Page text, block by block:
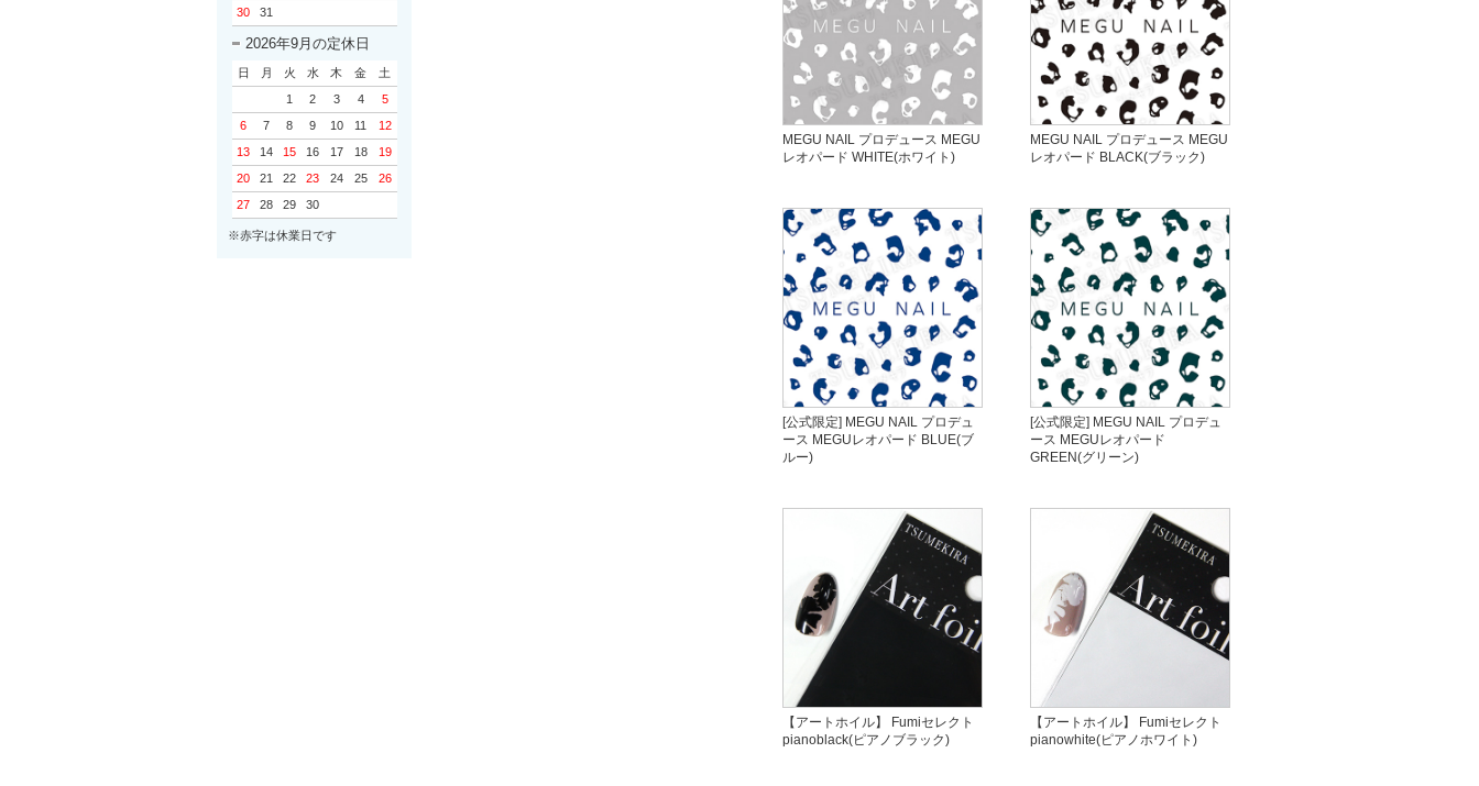
30
31
2026年9月の定休日
日 月 火 水 木 金
土
1
2 3 4
5
6
7 8 9 10 11
12
13
14 15 16 17 18
19
20
21 22 23 24 25
26
27
28 29 30
※赤字は休業日です
MEGU NAIL プロデュース MEGU
レオパード WHITE(ホワイト)
MEGU NAIL プロデュース MEGU
レオパード BLACK(ブラック)
[公式限定] MEGU NAIL プロデュ
ース MEGUレオパード BLUE(ブ
ルー)
[公式限定] MEGU NAIL プロデュ
ース MEGUレオパード
GREEN(グリーン)
【アートホイル】 Fumiセレクト
pianoblack(ピアノブラック)
【アートホイル】 Fumiセレクト
pianowhite(ピアノホワイト)